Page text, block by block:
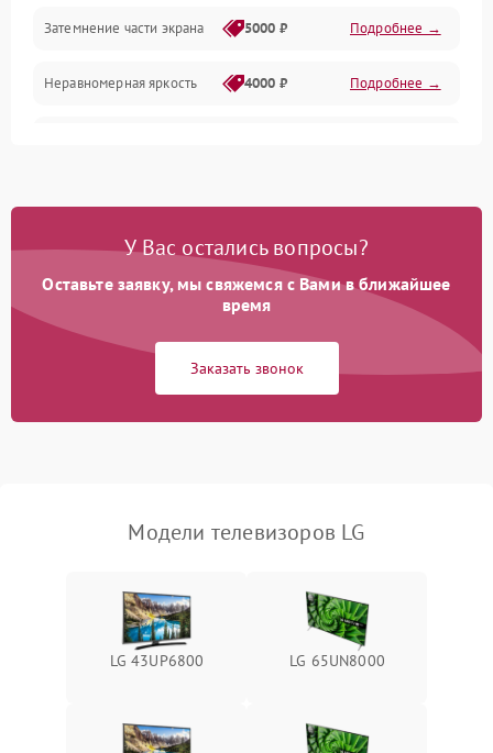
Механические повреждения
Программное обеспечение
Сеть и подключения
Аудио
Сетевая
Затемнение части экрана 5000 ₽ Подробнее →
Неравномерная яркость 4000 ₽ Подробнее →
У Вас остались вопросы?
Оставьте заявку, мы свяжемся с Вами в ближайшее
время
Заказать звонок
Модели телевизоров LG
LG 43UP6800 LG 65UN8000